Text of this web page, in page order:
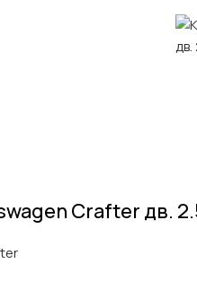
Crafter дв.